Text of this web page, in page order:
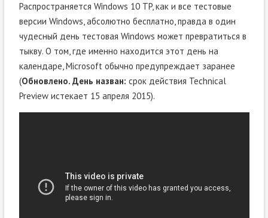
Распространяется Windows 10 TP, как и все тестовые
версии Windows, абсолютно бесплатно, правда в один
чудесный день тестовая Windows может превратиться в
тыкву. О том, где именно находится этот день на
календаре, Microsoft обычно предупреждает заранее
(Обновлено. День назван: срок действия Technical
Preview истекает 15 апреля 2015).